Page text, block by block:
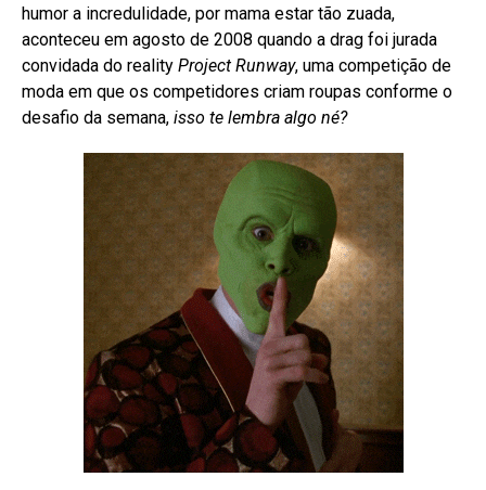
humor a incredulidade, por mama estar tão zuada,
aconteceu em agosto de 2008 quando a drag foi jurada
convidada do reality Project Runway, uma competição de
moda em que os competidores criam roupas conforme o
desafio da semana, isso te lembra algo né?